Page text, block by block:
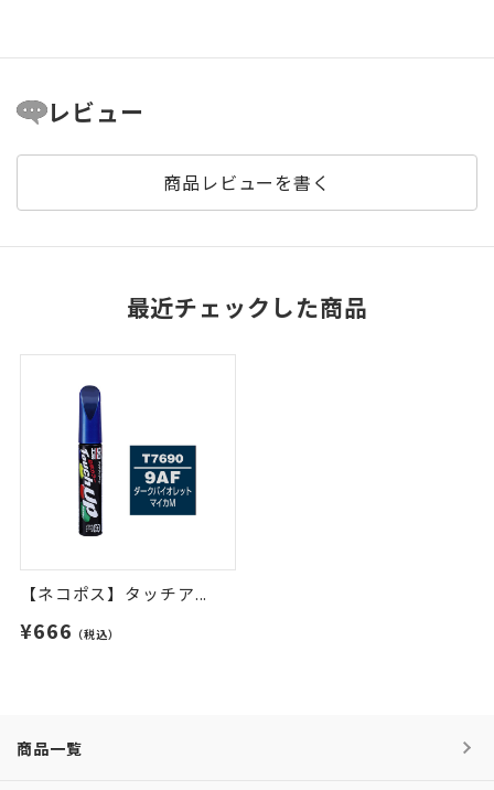
レビュー
商品レビューを書く
最近チェックした商品
【ネコポス】タッチア...
¥666 （税込）
商品一覧